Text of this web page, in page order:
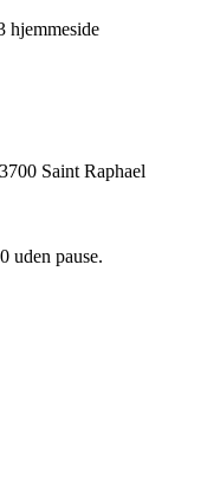
hjemmeside
Saint Raphael
uden pause.